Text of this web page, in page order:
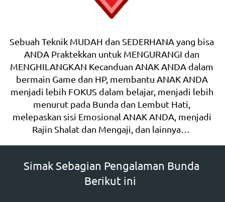
Sebuah Teknik MUDAH dan SEDERHANA yang bisa
ANDA Praktekkan untuk MENGURANGI dan
MENGHILANGKAN Kecanduan ANAK ANDA dalam
bermain Game dan HP, membantu ANAK ANDA
menjadi lebih FOKUS dalam belajar, menjadi lebih
menurut pada Bunda dan Lembut Hati,
melepaskan sisi Emosional ANAK ANDA, menjadi
Rajin Shalat dan Mengaji, dan lainnya…
Simak Sebagian Pengalaman Bunda
Berikut ini